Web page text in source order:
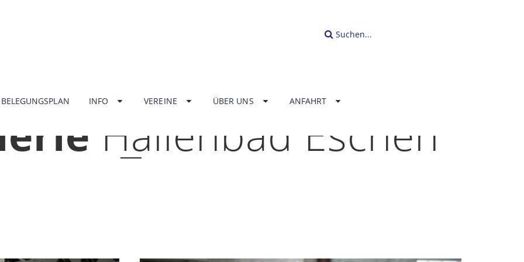
Suchen...
BELEGUNGSPLAN INFO VEREINE ÜBER UNS ANFAHRT
Hallenbad Eschen